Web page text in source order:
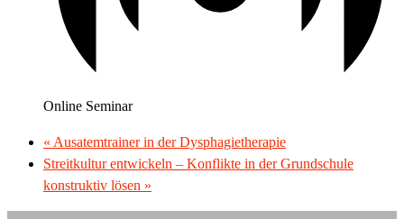
Online Seminar
« Ausatemtrainer in der Dysphagietherapie
Streitkultur entwickeln – Konflikte in der Grundschule
konstruktiv lösen »